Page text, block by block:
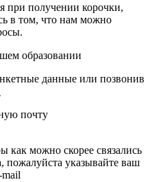
при получении корочки,
в том, что нам можно
образовании
данные или позвонив
почту
как можно скорее связались
пожалуйста указывайте ваш